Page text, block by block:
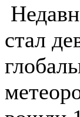
стал